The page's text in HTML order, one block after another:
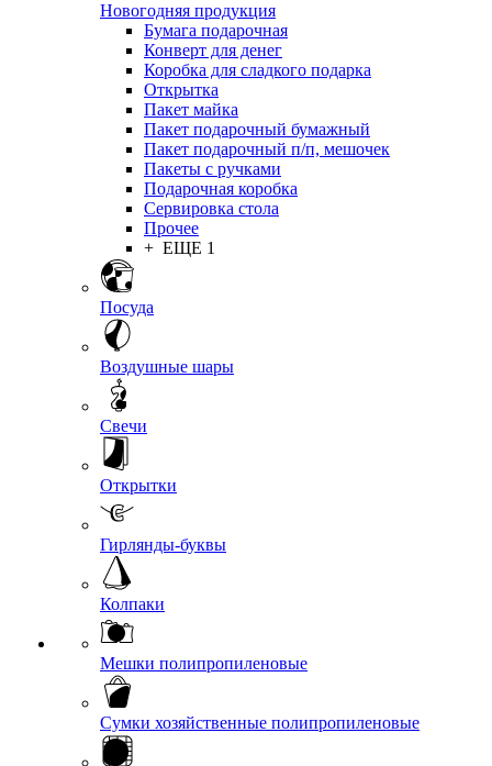
Новогодняя продукция
Бумага подарочная
Конверт для денег
Коробка для сладкого подарка
Открытка
Пакет майка
Пакет подарочный бумажный
Пакет подарочный п/п, мешочек
Пакеты с ручками
Подарочная коробка
Сервировка стола
Прочее
+ ЕЩЕ 1
Посуда
Воздушные шары
Свечи
Открытки
Гирлянды-буквы
Колпаки
Мешки полипропиленовые
Сумки хозяйственные полипропиленовые